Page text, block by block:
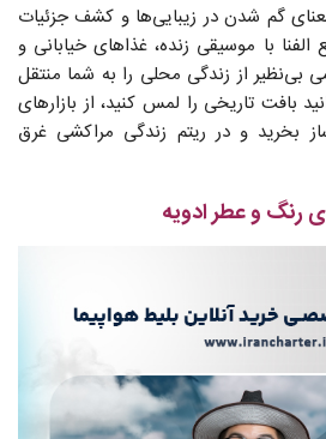
گم شدن در زیبایی‌ها و کشف جزئیات
با موسیقی زنده، غذاهای خیابانی و
از زندگی محلی را به شما منتقل
بافت تاریخی را لمس کنید، از بازارهای
بخرید و در ریتم زندگی مراکشی غرق
رنگ و عطر ادویه